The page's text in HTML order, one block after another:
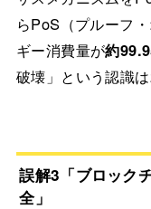
らPoS（プルーフ
ギー消費量が約
破壊」という認識
誤解3「ブロック
全」